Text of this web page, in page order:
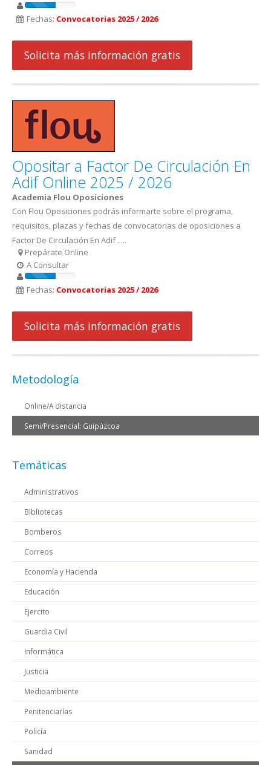
Fechas: Convocatorias 2025 / 2026
Solicita más información gratis
Opositar a Factor De Circulación En
Adif Online 2025 / 2026
Academia Flou Oposiciones
Con Flou Oposiciones podrás informarte sobre el programa,
requisitos, plazas y fechas de convocatorias de oposiciones a
Factor De Circulación En Adif . ...
Prepárate Online
A Consultar
Fechas: Convocatorias 2025 / 2026
Solicita más información gratis
Metodología
Online/A distancia
Semi/Presencial: Guipúzcoa
Temáticas
Administrativos
Bibliotecas
Bomberos
Correos
Economía y Hacienda
Educación
Ejercito
Guardia Civil
Informática
Justicia
Medioambiente
Penitenciarías
Policía
Sanidad